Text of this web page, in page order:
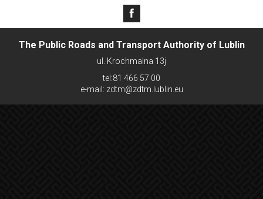
The Public Roads and Transport Authority of Lublin
ul. Krochmalna 13j
tel:81 466 57 00
e-mail: zdtm@zdtm.lublin.eu